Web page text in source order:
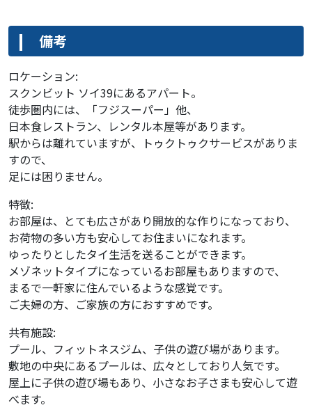
備考
ロケーション:
スクンビット ソイ39にあるアパート。
徒歩圏内には、「フジスーパー」他、
日本食レストラン、レンタル本屋等があります。
駅からは離れていますが、トゥクトゥクサービスがありま
すので、
足には困りません。
特徴:
お部屋は、とても広さがあり開放的な作りになっており、
お荷物の多い方も安心してお住まいになれます。
ゆったりとしたタイ生活を送ることができます。
メゾネットタイプになっているお部屋もありますので、
まるで一軒家に住んでいるような感覚です。
ご夫婦の方、ご家族の方におすすめです。
共有施設:
プール、フィットネスジム、子供の遊び場があります。
敷地の中央にあるプールは、広々としており人気です。
屋上に子供の遊び場もあり、小さなお子さまも安心して遊
べます。